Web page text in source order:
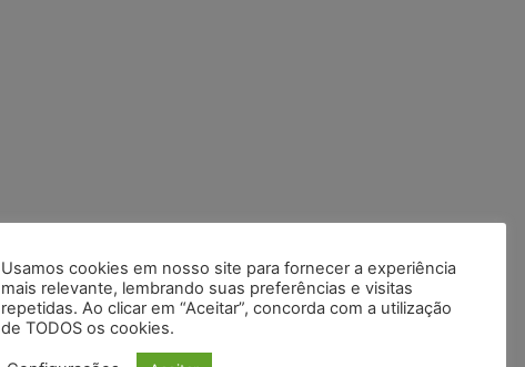
Usamos cookies em nosso site para fornecer a experiência
mais relevante, lembrando suas preferências e visitas
repetidas. Ao clicar em “Aceitar”, concorda com a utilização
de TODOS os cookies.